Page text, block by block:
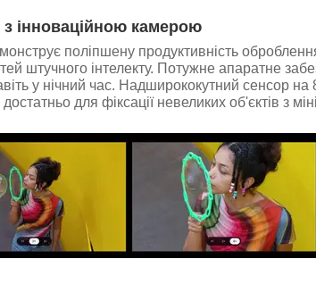
з інноваційною камерою
поліпшену продуктивність
штучного інтелекту. Потужне апаратне
у нічний час. Надширококутний сенсор
для фіксації невеликих об'єктів з